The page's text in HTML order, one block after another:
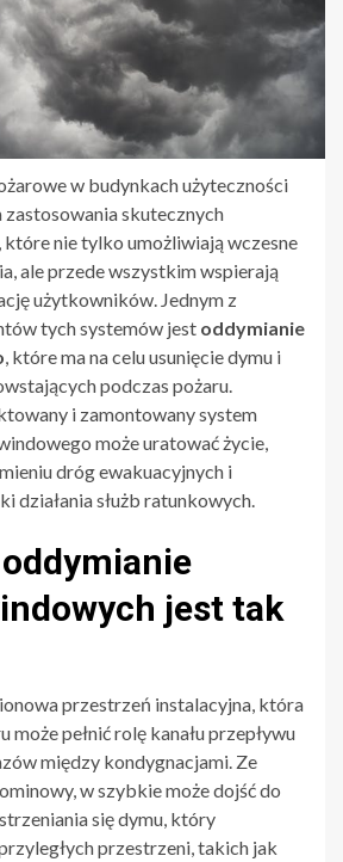
w budynkach użyteczności
skutecznych
które nie tylko umożliwiają wczesne
ale przede wszystkim wspierają
użytkowników. Jednym z
tych systemów jest oddymianie
, które ma na celu usunięcie dymu i
podczas pożaru.
i zamontowany system
może uratować życie,
dróg ewakuacyjnych i
działania służb ratunkowych.
jest tak
przestrzeń instalacyjna, która
może pełnić rolę kanału przepływu
między kondygnacjami. Ze
w szybkie może dojść do
się dymu, który
przestrzeni, takich jak